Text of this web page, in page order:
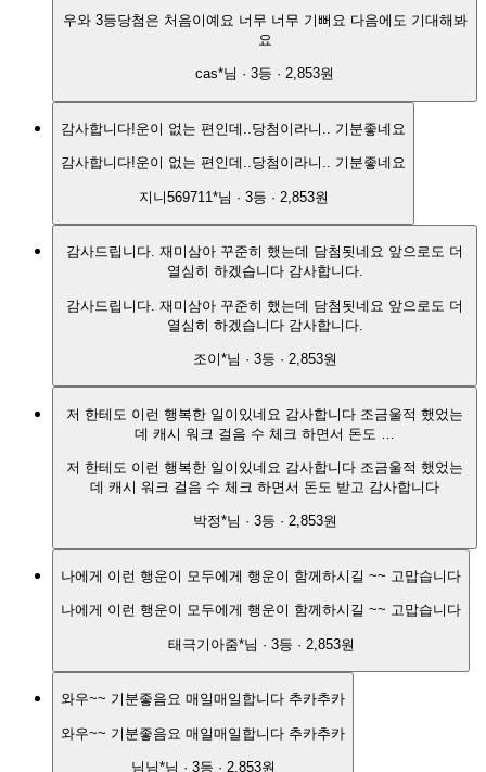
우와 3등당첨은 처음이예요 너무 너무 기뻐요 다음에도 기대해봐
요
cas*님 · 3등 · 2,853원
감사합니다!운이 없는 편인데..당첨이라니.. 기분좋네요
감사합니다!운이 없는 편인데..당첨이라니.. 기분좋네요
지니569711*님 · 3등 · 2,853원
감사드립니다. 재미삼아 꾸준히 했는데 담첨됫네요 앞으로도 더
열심히 하겠습니다 감사합니다.
감사드립니다. 재미삼아 꾸준히 했는데 담첨됫네요 앞으로도 더
열심히 하겠습니다 감사합니다.
조이*님 · 3등 · 2,853원
저 한테도 이런 행복한 일이있네요 감사합니다 조금울적 했었는
데 캐시 워크 걸음 수 체크 하면서 돈도 …
저 한테도 이런 행복한 일이있네요 감사합니다 조금울적 했었는
데 캐시 워크 걸음 수 체크 하면서 돈도 받고 감사합니다
박정*님 · 3등 · 2,853원
나에게 이런 행운이 모두에게 행운이 함께하시길 ~~ 고맙습니다
나에게 이런 행운이 모두에게 행운이 함께하시길 ~~ 고맙습니다
태극기아줌*님 · 3등 · 2,853원
와우~~ 기분좋음요 매일매일합니다 추카추카
와우~~ 기분좋음요 매일매일합니다 추카추카
님님*님 · 3등 · 2,853원